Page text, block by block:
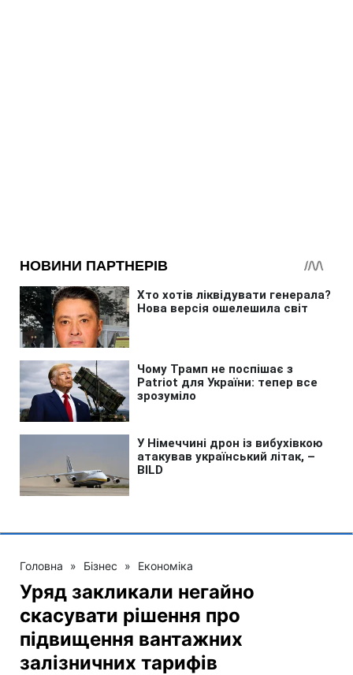
Головна » Бізнес » Економіка
Уряд закликали негайно
скасувати рішення про
підвищення вантажних
залізничних тарифів